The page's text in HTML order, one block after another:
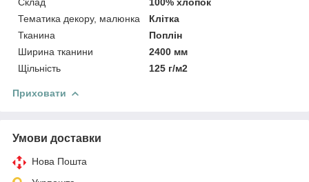
Тематика декору, малюнка
Клітка
Тканина
Поплін
Ширина тканини
2400 мм
Щільність
125 г/м2
Приховати
Умови доставки
Нова Пошта